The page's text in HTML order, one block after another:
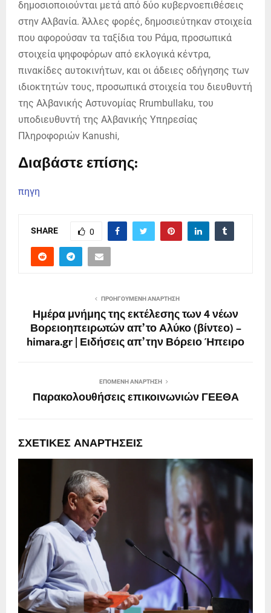
δημοσιοποιούνται μετά από δύο κυβερνοεπιθέσεις
στην Αλβανία. Άλλες φορές, δημοσιεύτηκαν στοιχεία
που αφορούσαν τα ταξίδια του Ράμα, προσωπικά
στοιχεία ψηφοφόρων από εκλογικά κέντρα,
πινακίδες αυτοκινήτων, και οι άδειες οδήγησης των
ιδιοκτητών τους, προσωπικά στοιχεία του διευθυντή
της Αλβανικής Αστυνομίας Rrumbullaku, του
υποδιευθυντή της Αλβανικής Υπηρεσίας
Πληροφοριών Kanushi,
Διαβάστε επίσης:
πηγη
SHARE 0
ΠΡΟΗΓΟΎΜΕΝΗ ΑΝΆΡΤΗΣΗ
Ημέρα μνήμης της εκτέλεσης των 4 νέων
Βορειοηπειρωτών απ’ το Αλύκο (βίντεο) –
himara.gr | Ειδήσεις απ’ την Βόρειο Ήπειρο
ΕΠΌΜΕΝΗ ΑΝΆΡΤΗΣΗ
Παρακολουθήσεις επικοινωνιών ΓΕΕΘΑ
ΣΧΕΤΙΚΈΣ ΑΝΑΡΤΉΣΕΙΣ